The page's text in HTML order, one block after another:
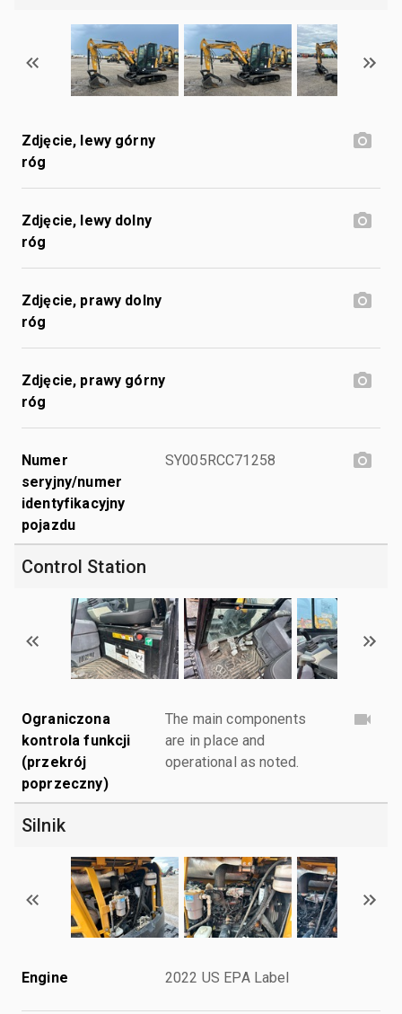
Zdjęcie, lewy górny
róg
Zdjęcie, lewy dolny
róg
Zdjęcie, prawy dolny
róg
Zdjęcie, prawy górny
róg
Numer
seryjny/numer
identyfikacyjny
pojazdu
SY005RCC71258
Control Station
Ograniczona
kontrola funkcji
(przekrój
poprzeczny)
The main components
are in place and
operational as noted.
Silnik
Engine 2022 US EPA Label